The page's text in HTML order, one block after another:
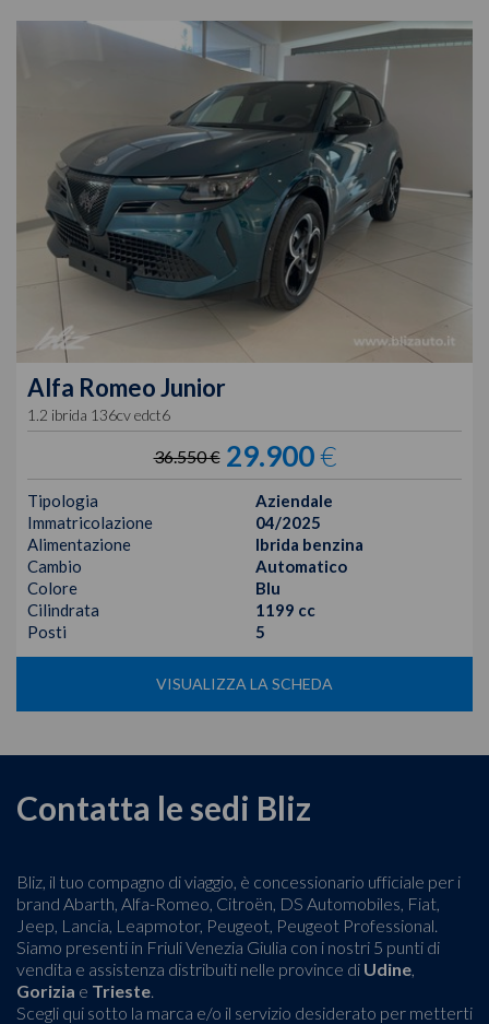
Alfa RomeoJunior
1.2 ibrida 136cv edct6
36.550 € 29.900€
Tipologia
Aziendale
Immatricolazione
04/2025
Alimentazione
Ibrida benzina
Cambio
Automatico
Colore
Blu
Cilindrata
1199 cc
Posti
5
VISUALIZZA LA SCHEDA
Contatta le sedi Bliz
Bliz, il tuo compagno di viaggio, è concessionario ufficiale per i
brand Abarth, Alfa-Romeo, Citroën, DS Automobiles, Fiat,
Jeep, Lancia, Leapmotor, Peugeot, Peugeot Professional.
Siamo presenti in Friuli Venezia Giulia con i nostri 5 punti di
vendita e assistenza distribuiti nelle province di Udine,
Gorizia e Trieste.
Scegli qui sotto la marca e/o il servizio desiderato per metterti